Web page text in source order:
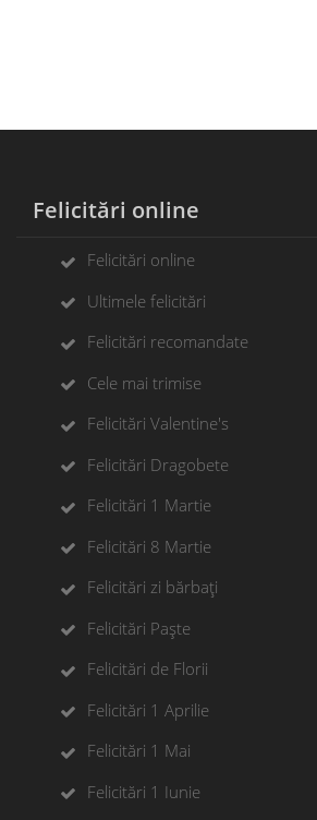
Felicitări online
Felicitări online
Ultimele felicitări
Felicitări recomandate
Cele mai trimise
Felicitări Valentine's
Felicitări Dragobete
Felicitări 1 Martie
Felicitări 8 Martie
Felicitări zi bărbați
Felicitări Paște
Felicitări de Florii
Felicitări 1 Aprilie
Felicitări 1 Mai
Felicitări 1 Iunie